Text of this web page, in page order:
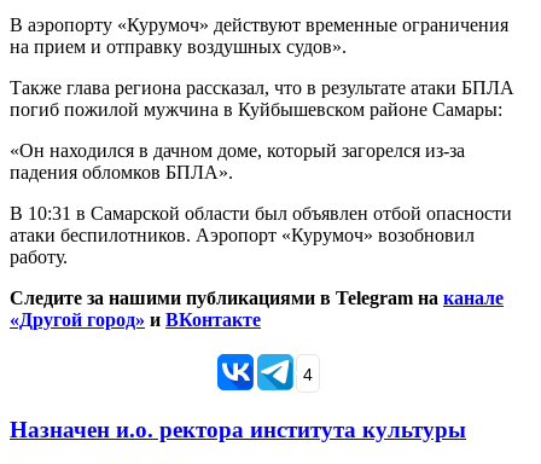
В аэропорту «Курумоч» действуют временные ограничения
на прием и отправку воздушных судов».
Также глава региона рассказал, что в результате атаки БПЛА
погиб пожилой мужчина в Куйбышевском районе Самары:
«Он находился в дачном доме, который загорелся из-за
падения обломков БПЛА».
В 10:31 в Самарской области был объявлен отбой опасности
атаки беспилотников. Аэропорт «Курумоч» возобновил
работу.
Следите за нашими публикациями в Telegram на канале
«Другой город» и ВКонтакте
4
Назначен и.о. ректора института культуры